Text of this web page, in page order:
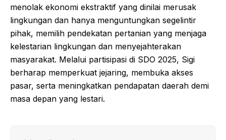
menolak ekonomi ekstraktif yang dinilai merusak
lingkungan dan hanya menguntungkan segelintir
pihak, memilih pendekatan pertanian yang menjaga
kelestarian lingkungan dan menyejahterakan
masyarakat. Melalui partisipasi di SDO 2025, Sigi
berharap memperkuat jejaring, membuka akses
pasar, serta meningkatkan pendapatan daerah demi
masa depan yang lestari.